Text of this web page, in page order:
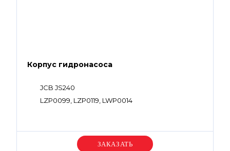
Корпус гидронасоса
JCB JS240
LZP0099, LZP0119, LWP0014
Уточняйте цену